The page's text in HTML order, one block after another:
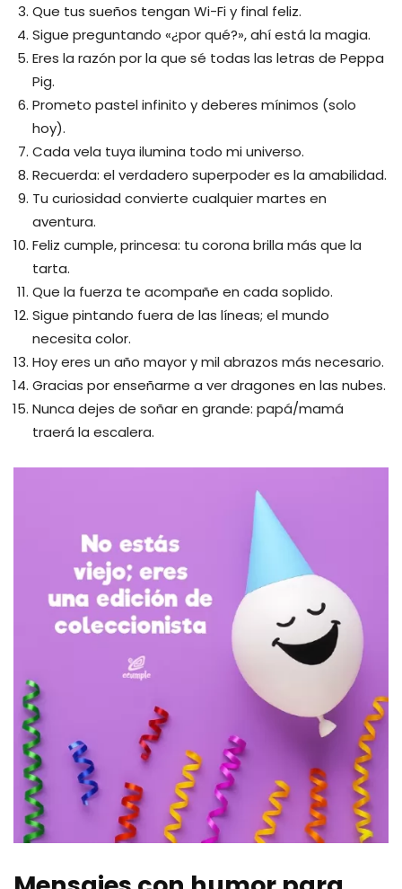
Que tus sueños tengan Wi-Fi y final feliz.
Sigue preguntando «¿por qué?», ahí está la magia.
Eres la razón por la que sé todas las letras de Peppa
Pig.
Prometo pastel infinito y deberes mínimos (solo
hoy).
Cada vela tuya ilumina todo mi universo.
Recuerda: el verdadero superpoder es la amabilidad.
Tu curiosidad convierte cualquier martes en
aventura.
Feliz cumple, princesa: tu corona brilla más que la
tarta.
Que la fuerza te acompañe en cada soplido.
Sigue pintando fuera de las líneas; el mundo
necesita color.
Hoy eres un año mayor y mil abrazos más necesario.
Gracias por enseñarme a ver dragones en las nubes.
Nunca dejes de soñar en grande: papá/mamá
traerá la escalera.